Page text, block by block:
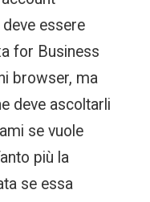
deve essere
for Business
browser, ma
deve ascoltarli
se vuole
più la
se essa